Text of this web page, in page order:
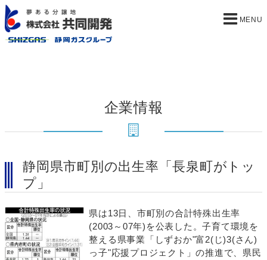
企業情報
静岡県市町別の出生率「長泉町がトッ
プ」
県は13日、市町別の合計特殊出生率
(2003～07年)を公表した。子育て環境を
整える県事業「しずおか"富2(じ)3(さん)
っ子"応援プロジェクト」の推進で、県民